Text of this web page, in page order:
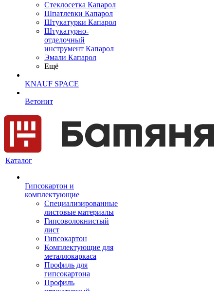
Cтеклосетка Капарол
Шпатлевки Капарол
Штукатурки Капарол
Штукатурно-
отделочный
инструмент Капарол
Эмали Капарол
Ещё
KNAUF SPACE
Ветонит
Каталог
Гипсокартон и
комплектующие
Специализированные
листовые материалы
Гипсоволокнистый
лист
Гипсокартон
Комплектующие для
металлокаркаса
Профиль для
гипсокартона
Профиль